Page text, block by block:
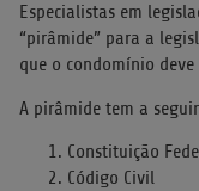
Especialistas em
“pirâmide” para a
que o condomínio
A pirâmide tem a
Constituição
Código Civil